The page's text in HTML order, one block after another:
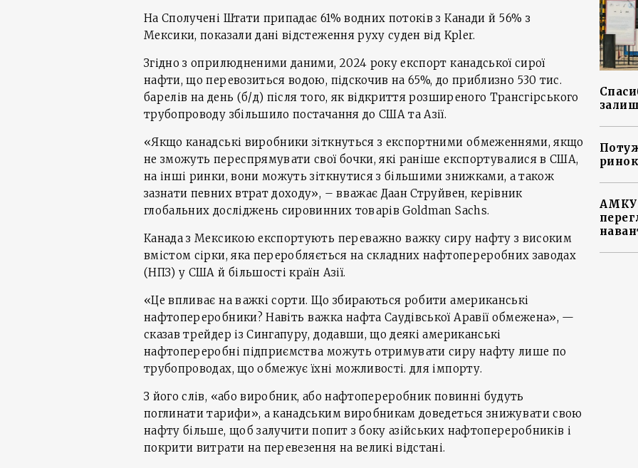
На Сполучені Штати припадає 61% водних потоків з Канади й 56% з
Мексики, показали дані відстеження руху суден від Kpler.
Згідно з оприлюдненими даними, 2024 року експорт канадської сирої
нафти, що перевозиться водою, підскочив на 65%, до приблизно 530 тис.
барелів на день (б/д) після того, як відкриття розширеного Трансгірського
трубопроводу збільшило постачання до США та Азії.
«Якщо канадські виробники зіткнуться з експортними обмеженнями, якщо
не зможуть переспрямувати свої бочки, які раніше експортувалися в США,
на інші ринки, вони можуть зіткнутися з більшими знижками, а також
зазнати певних втрат доходу», – вважає Даан Струйвен, керівник
глобальних досліджень сировинних товарів Goldman Sachs.
Канада з Мексикою експортують переважно важку сиру нафту з високим
вмістом сірки, яка переробляється на складних нафтопереробних заводах
(НПЗ) у США й більшості країн Азії.
«Це впливає на важкі сорти. Що збираються робити американські
нафтопереробники? Навіть важка нафта Саудівської Аравії обмежена», —
сказав трейдер із Сингапуру, додавши, що деякі американські
нафтопереробні підприємства можуть отримувати сиру нафту лише по
трубопроводах, що обмежує їхні можливості. для імпорту.
З його слів, «або виробник, або нафтопереробник повинні будуть
поглинати тарифи», а канадським виробникам доведеться знижувати свою
нафту більше, щоб залучити попит з боку азійських нафтопереробників і
покрити витрати на перевезення на великі відстані.
АМКУ